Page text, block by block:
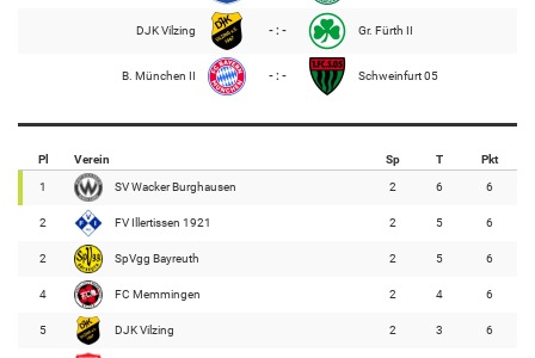
DJK Vilzing - : - Gr. Fürth II
B. München II - : - Schweinfurt 05
Pl Verein Sp T Pkt
1 SV Wacker Burghausen 2 6 6
2 FV Illertissen 1921 2 5 6
2 SpVgg Bayreuth 2 5 6
4 FC Memmingen 2 4 6
5 DJK Vilzing 2 3 6